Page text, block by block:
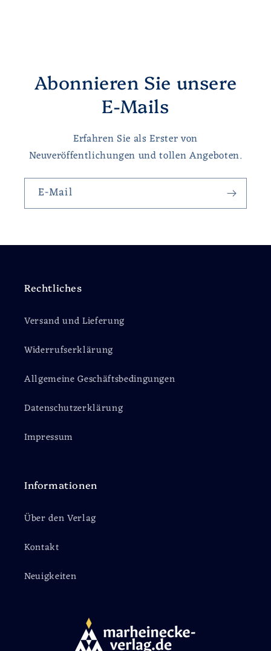
Abonnieren Sie unsere
E-Mails
Erfahren Sie als Erster von
Neuveröffentlichungen und tollen Angeboten.
E-Mail
Rechtliches
Versand und Lieferung
Widerrufserklärung
Allgemeine Geschäftsbedingungen
Datenschutzerklärung
Impressum
Informationen
Über den Verlag
Kontakt
Neuigkeiten